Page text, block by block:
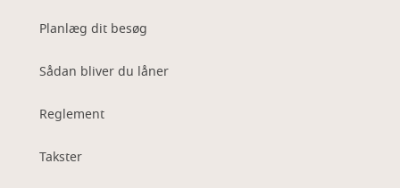
Planlæg dit besøg
Sådan bliver du låner
Reglement
Takster